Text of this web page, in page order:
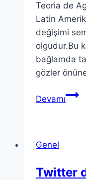
Teoria de
Latin
değişimi
olgudur.Bu
bağlamda
gözler
DevamıTeoria
Genel
Twitter